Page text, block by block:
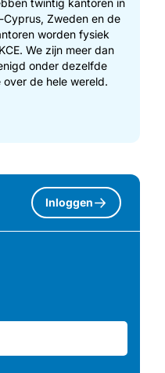
twintig kantoren in
Zweden en de
worden fysiek
We zijn meer dan
onder dezelfde
de hele wereld.
Inloggen